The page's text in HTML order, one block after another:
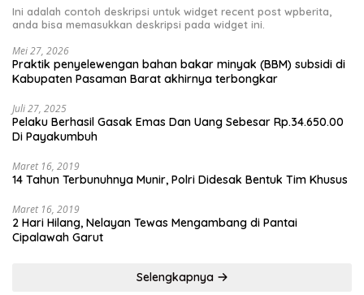
Ini adalah contoh deskripsi untuk widget recent post wpberita,
anda bisa memasukkan deskripsi pada widget ini.
Mei 27, 2026
Praktik penyelewengan bahan bakar minyak (BBM) subsidi di
Kabupaten Pasaman Barat akhirnya terbongkar
Juli 27, 2025
Pelaku Berhasil Gasak Emas Dan Uang Sebesar Rp.34.650.00
Di Payakumbuh
Maret 16, 2019
14 Tahun Terbunuhnya Munir, Polri Didesak Bentuk Tim Khusus
Maret 16, 2019
2 Hari Hilang, Nelayan Tewas Mengambang di Pantai
Cipalawah Garut
Selengkapnya